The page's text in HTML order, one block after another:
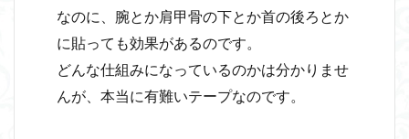
なのに、腕とか肩甲骨の下とか首の後ろとか
に貼っても効果があるのです。
どんな仕組みになっているのかは分かりませ
んが、本当に有難いテープなのです。